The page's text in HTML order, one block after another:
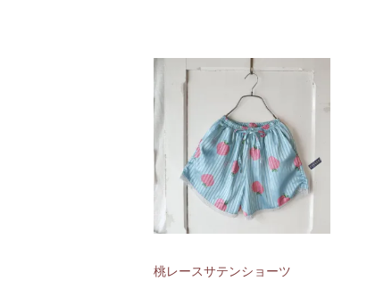
桃レースサテンショーツ